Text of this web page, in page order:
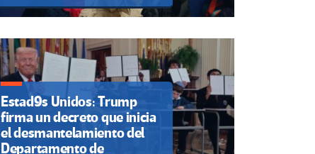
Estad9s Unidos: Trump
firma un decreto que inicia
el desmantelamiento del
Departamento de